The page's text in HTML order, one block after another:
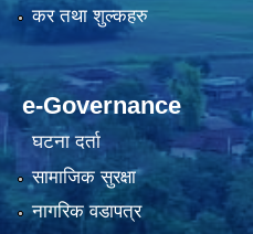
कर तथा शुल्कहरु
e-Governance
घटना दर्ता
सामाजिक सुरक्षा
नागरिक वडापत्र